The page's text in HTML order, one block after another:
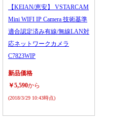
【KEIAN/恵安】 VSTARCAM
Mini WIFI IP Camera 技術基準
適合認定済み有線/無線LAN対
応ネットワークカメラ
C7823WIP
新品価格
￥5,590から
(2018/3/29 10:43時点)